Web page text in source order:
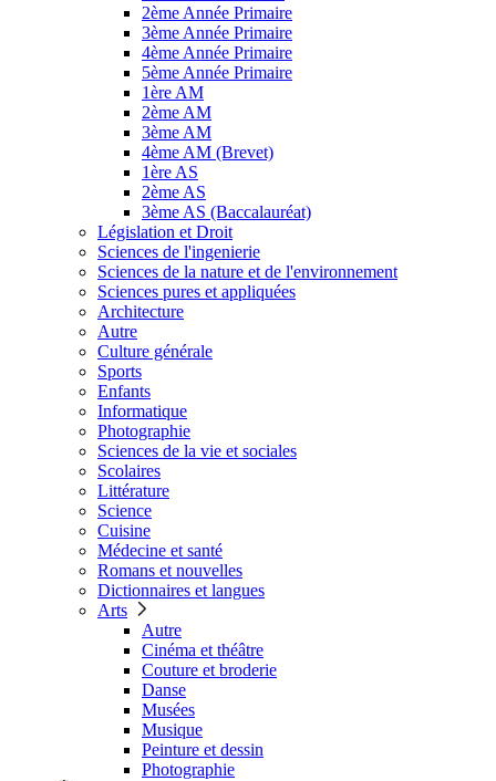
2ème Année Primaire
3ème Année Primaire
4ème Année Primaire
5ème Année Primaire
1ère AM
2ème AM
3ème AM
4ème AM (Brevet)
1ère AS
2ème AS
3ème AS (Baccalauréat)
Législation et Droit
Sciences de l'ingenierie
Sciences de la nature et de l'environnement
Sciences pures et appliquées
Architecture
Autre
Culture générale
Sports
Enfants
Informatique
Photographie
Sciences de la vie et sociales
Scolaires
Littérature
Science
Cuisine
Médecine et santé
Romans et nouvelles
Dictionnaires et langues
Arts
Autre
Cinéma et théâtre
Couture et broderie
Danse
Musées
Musique
Peinture et dessin
Photographie